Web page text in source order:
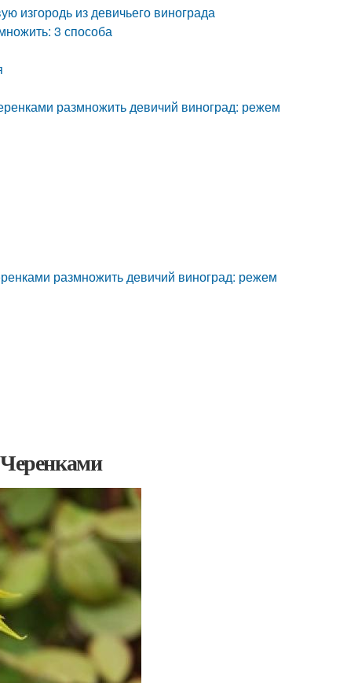
изгородь из девичьего винограда
3 способа
размножить девичий виноград: режем
размножить девичий виноград: режем